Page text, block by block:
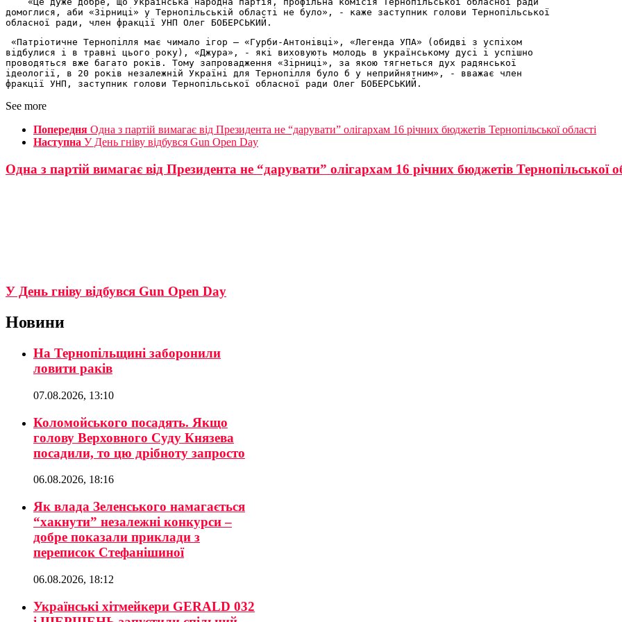
домоглися, аби «Зірниці» у Тернопільській області не було», - каже заступник голови Тернопільської
обласної ради, член фракції УНП Олег БОБЕРСЬКИЙ.
«Патріотичне Тернопілля має чимало ігор – «Гурби-Антонівці», «Легенда УПА» (обидві з успіхом
відбулися і в травні цього року), «Джура», - які виховують молодь в українському дусі і успішно
проводяться вже багато років. Тому запровадження «Зірниці», за якою тягнеться дух радянської
ідеології, в 20 років незалежній Україні для Тернопілля було б у неприйнятним», - вважає член
фракції УНП, заступник голови Тернопільської обласної ради Олег БОБЕРСЬКИЙ.
See more
Попередня Одна з партій вимагає від Президента не “дарувати” олігархам 16 річних бюджетів Тернопільської області
Наступна У День гніву відбувся Gun Open Day
Одна з партій вимагає від Президента не “дарувати” олігархам 16 річних бюджетів Тернопільської
У День гніву відбувся Gun Open Day
Новини
На Тернопільщині заборонили
ловити раків
07.08.2026, 13:10
Коломойського посадять. Якщо
голову Верховного Суду Князева
посадили, то цю дрібноту запросто
06.08.2026, 18:16
Як влада Зеленського намагається
“хакнути” незалежні конкурси –
добре показали приклади з
переписок Стефанішиної
06.08.2026, 18:12
Українські хітмейкери GERALD 032